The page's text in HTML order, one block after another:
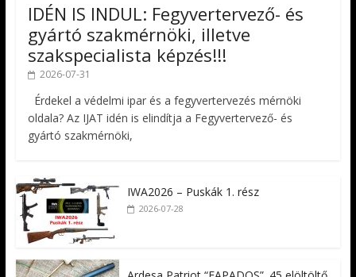
IDÉN IS INDUL: Fegyvertervező- és
gyártó szakmérnöki, illetve
szakspecialista képzés!!!
2026-07-31
Érdekel a védelmi ipar és a fegyvertervezés mérnöki
oldala? Az IJAT idén is elindítja a Fegyvertervező- és
gyártó szakmérnöki,
IWA2026 – Puskák 1. rész
2026-07-28